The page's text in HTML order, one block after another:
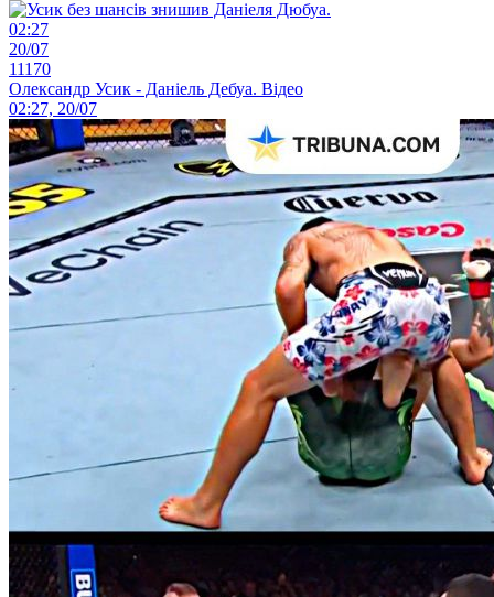
02:27
20/07
11170
Олександр Усик - Даніель Дебуа. Відео
02:27, 20/07